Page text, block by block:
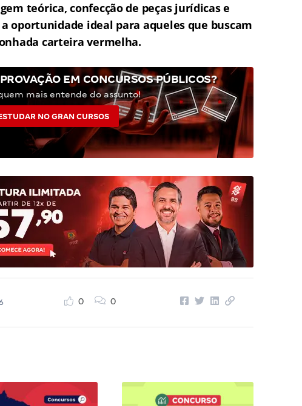
teórica, confecção de peças jurídicas e
a oportunidade ideal para aqueles que buscam
carteira vermelha.
EM CONCURSOS PÚBLICOS?
mais entende do assunto!
NO GRAN CURSOS
0 0